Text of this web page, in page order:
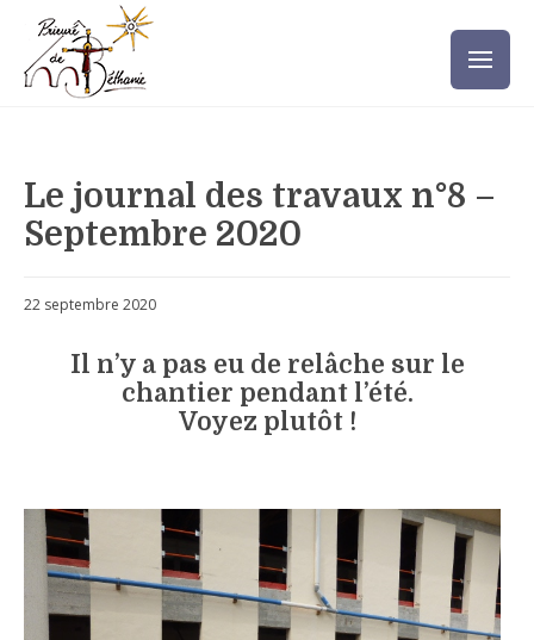
Le journal des travaux n°8 –
Septembre 2020
22 septembre 2020
Il n’y a pas eu de relâche sur le
chantier pendant l’été.
Voyez plutôt !